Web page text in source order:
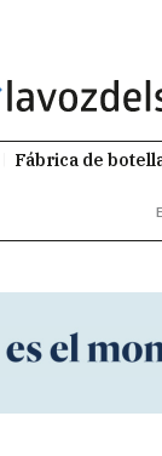
Fábrica de